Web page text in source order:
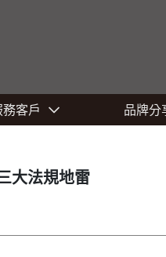
務客戶 品牌分
大法規地雷